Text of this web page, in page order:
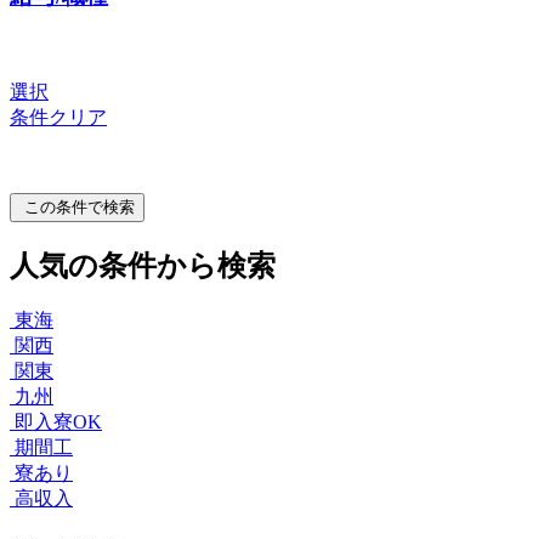
選択
条件クリア
この条件で検索
人気の条件から検索
東海
関西
関東
九州
即入寮OK
期間工
寮あり
高収入